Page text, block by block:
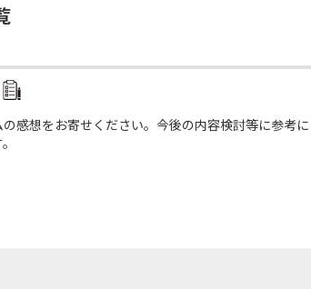
感想をお寄せください。今後の内容検討等に参考に